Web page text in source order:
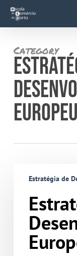
main
Category
EUROPEU
Desenvolvimento
Estratégia de